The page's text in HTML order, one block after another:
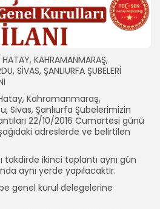
KAHRAMANMARAŞ,
SİVAS, ŞANLIURFA ŞUBELERİ
Kahramanmaraş,
Sivas, Şanlıurfa Şubelerimizin
22/10/2016 Cumartesi günü
adreslerde ve belirtilen
takdirde ikinci toplantı aynı gün
aynı yerde yapılacaktır.
genel kurul delegelerine